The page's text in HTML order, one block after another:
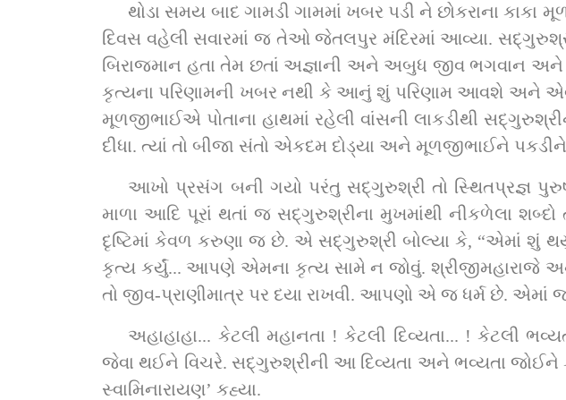
થોડા સમય બાદ ગામડી ગામમાં ખબર પડી ને છોકરાના
દિવસ વહેલી સવારમાં જ તેઓ જેતલપુર મંદિરમાં આવ્યા. સદ્‌ગુરુશ્રી તો તે સમયે પૂજા કરી રહ્યા હતા અને માનસીપૂજામાં ધ્યાનસ્થ અવસ્થામાં
બિરાજમાન હતા તેમ છતાં અજ્ઞાની અને અબુધ જીવ ભગવાન
કૃત્યના પરિણામની ખબર નથી કે આનું શું પરિણામ આવશે અને
મૂળજીભાઈએ પોતાના હાથમાં રહેલી વાંસની લાકડીથી સદ્‌ગુરુશ્રીને સાટ... સાટ... સાટ... કરતા પોતાની લાકડી વડે સાત થી આઠ સપાટા લગાવી
દીધા. ત્યાં તો બીજા સંતો એકદમ દોડ્યા અને મૂળજીભાઈને
આખો પ્રસંગ બની ગયો પરંતુ સદ્‌ગુરુશ્રી તો સ્થિતપ્રજ્ઞ પુરુષ, જે પોતાની સ્થિતિમાંથી સહેજ પણ ચલાયમાન ન થયા. માનસીપૂજા તથા
માળા આદિ પૂરાં થતાં જ સદ્‌ગુરુશ્રીના મુખમાંથી નીકળેલા શબ્દો તો જોઈએ. દિલનો દરિયો તો જોઈએ કે એ કેટલી કરુણા વરસાવે છે ! જેની
દૃષ્ટિમાં કેવળ કરુણા જ છે. એ સદ્‌ગુરુશ્રી બોલ્યા કે, “એમાં શું થયું ? આપણે તેના ભત્રીજાને ભરમાવ્યો એવું એમને લાગ્યું એટલે એમણે આવું
કૃત્ય કર્યું... આપણે એમના કૃત્ય સામે ન જોવું.
તો જીવ-પ્રાણીમાત્ર પર દયા રાખવી. આપણો એ જ ધર્મ છે.
અહાહાહા... કેટલી મહાનતા ! કેટલી દિવ્યતા... ! કેટલી ભવ્યતા…!
જેવા થઈને વિચરે. સદ્‌ગુરુશ્રીની આ દિવ્યતા અને ભવ્યતા જોઈને કોનું હૃદય ન પીગળે ? સદ્‌ગુરુશ્રીએ મૂળજીભાઈને ખૂબ જ પ્રેમભાવથી ‘જય
સ્વામિનારાયણ’ કહ્યા.